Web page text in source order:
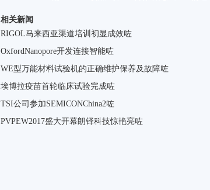
相关新闻
RIGOL马来西亚渠道培训初显成效咗
OxfordNanopore开发连接智能咗
WE型万能材料试验机的正确维护保养及故障咗
埃博拉疫苗首轮临床试验完成咗
TSI公司参加SEMICONChina2咗
PVPEW2017盛大开幕朗铎科技惊艳亮咗